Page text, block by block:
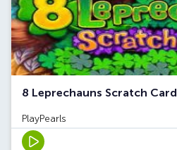
8 Leprechauns Scratch Card
PlayPearls